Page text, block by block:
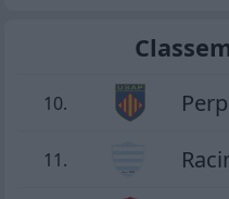
10.
11.